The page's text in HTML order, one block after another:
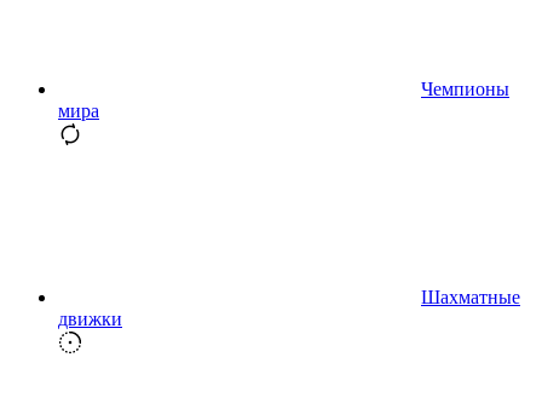
Чемпионы
мира
Шахматные
движки